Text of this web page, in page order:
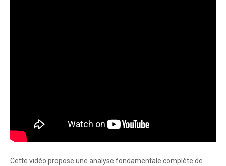
Cette vidéo propose une analyse fondamentale complète de